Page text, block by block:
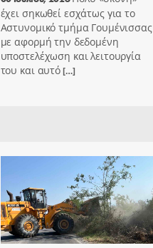
έχει σηκωθεί εσχάτως για το
Αστυνομικό τμήμα Γουμένισσας
με αφορμή την δεδομένη
υποστελέχωση και λειτουργία
του και αυτό[…]